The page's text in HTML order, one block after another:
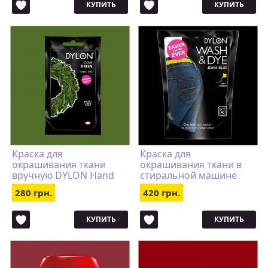
КУПИТЬ КУПИТЬ
Краска для
окрашивания ткани
вручную DYLON Hand
Use Olive Green
280 грн.
КУПИТЬ
Краска для
окрашивания ткани в
стиральной машине
DYLON Wash & Dye Jeans
Blue
420 грн.
КУПИТЬ